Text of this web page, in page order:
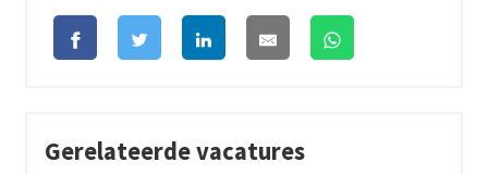
Gerelateerde vacatures